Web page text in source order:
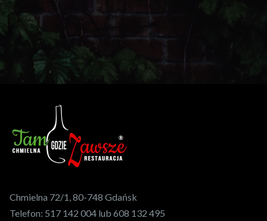
Chmielna 72/1, 80-748 Gdańsk
Telefon: 517 142 004 lub 608 132 495